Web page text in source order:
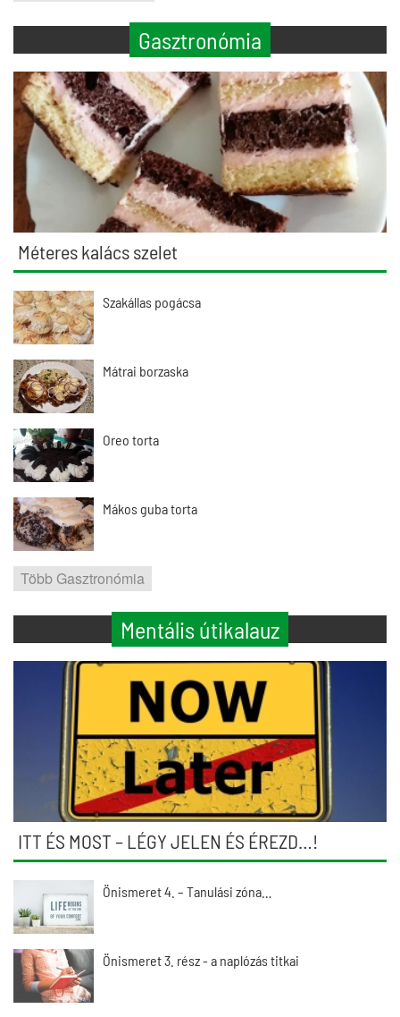
Gasztronómia
Méteres kalács szelet
Szakállas pogácsa
Mátrai borzaska
Oreo torta
Mákos guba torta
Több Gasztronómia
Mentális útikalauz
ITT ÉS MOST – LÉGY JELEN ÉS ÉREZD…!
Önismeret 4. – Tanulási zóna…
Önismeret 3. rész - a naplózás titkai